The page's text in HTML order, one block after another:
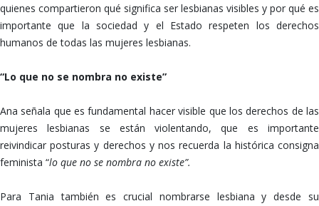
quienes compartieron qué significa ser lesbianas visibles y por qué es
importante que la sociedad y el Estado respeten los derechos
humanos de todas las mujeres lesbianas.
“Lo que no se nombra no existe”
Ana señala que es fundamental hacer visible que los derechos de las
mujeres lesbianas se están violentando, que es importante
reivindicar posturas y derechos y nos recuerda la histórica consigna
feminista “lo que no se nombra no existe”.
Para Tania también es crucial nombrarse lesbiana y desde su